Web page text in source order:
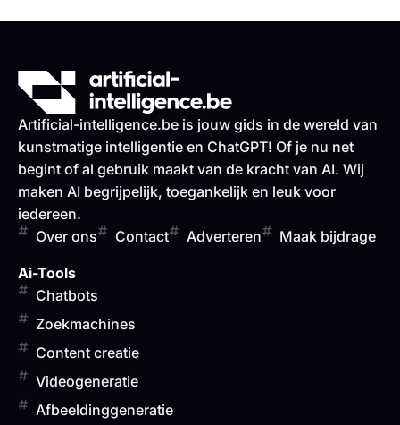
Artificial-intelligence.be is jouw gids in de wereld van
kunstmatige intelligentie en ChatGPT! Of je nu net
begint of al gebruik maakt van de kracht van AI. Wij
maken AI begrijpelijk, toegankelijk en leuk voor
iedereen.
Over ons
Contact Adverteren Maak bijdrage
Ai-Tools
Chatbots
Zoekmachines
Content creatie
Videogeneratie
Afbeeldinggeneratie